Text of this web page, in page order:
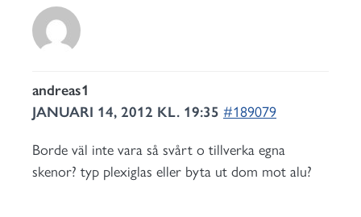
andreas1
JANUARI 14, 2012 KL. 19:35 #189079
Borde väl inte vara så svårt o tillverka egna
skenor? typ plexiglas eller byta ut dom mot alu?